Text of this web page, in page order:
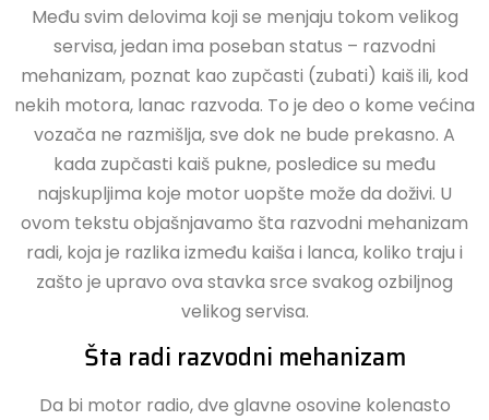
Među svim delovima koji se menjaju tokom velikog
servisa, jedan ima poseban status – razvodni
mehanizam, poznat kao zupčasti (zubati) kaiš ili, kod
nekih motora, lanac razvoda. To je deo o kome većina
vozača ne razmišlja, sve dok ne bude prekasno. A
kada zupčasti kaiš pukne, posledice su među
najskupljima koje motor uopšte može da doživi. U
ovom tekstu objašnjavamo šta razvodni mehanizam
radi, koja je razlika između kaiša i lanca, koliko traju i
zašto je upravo ova stavka srce svakog ozbiljnog
velikog servisa.
Šta radi razvodni mehanizam
Da bi motor radio, dve glavne osovine kolenasto